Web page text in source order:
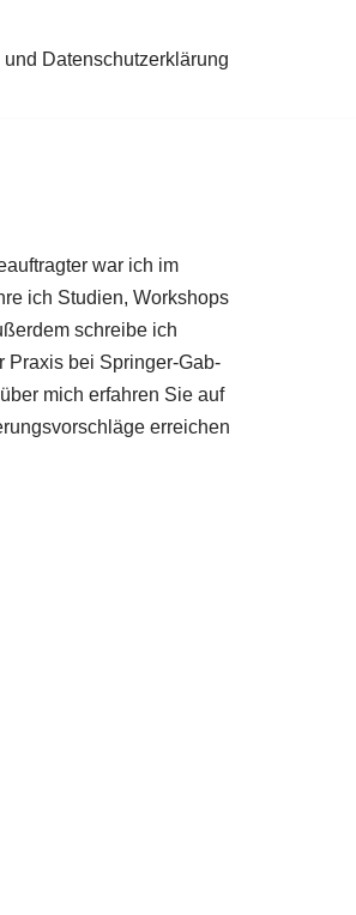
und Datenschutzerklärung
war ich im
ich Stu­di­en, Work­shops
schrei­be ich
Pra­xis bei Sprin­ger-Gab­
mich erfah­ren Sie auf
errei­chen